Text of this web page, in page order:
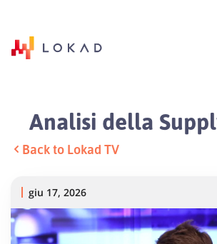
Analisi della
Back to Lokad TV
giu 17, 2026